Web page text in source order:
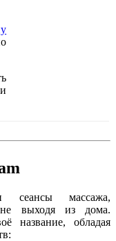
сеансы массажа,
не выходя из дома.
название, обладая